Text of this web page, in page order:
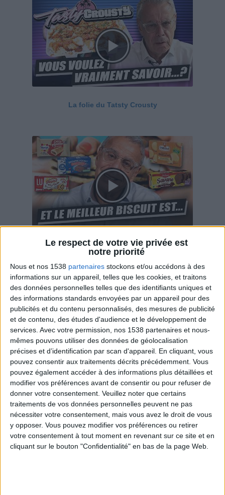
Le respect de votre vie privée est
notre priorité
Nous et nos 1538 partenaires stockons et/ou accédons à des
informations sur un appareil, telles que les cookies, et traitons
des données personnelles telles que des identifiants uniques et
des informations standards envoyées par un appareil pour des
publicités et du contenu personnalisés, des mesures de publicité
et de contenu, des études d'audience et le développement de
services. Avec votre permission, nos 1538 partenaires et nous-
mêmes pouvons utiliser des données de géolocalisation
précises et d’identification par scan d'appareil. En cliquant, vous
pouvez consentir aux traitements décrits précédemment. Vous
pouvez également accéder à des informations plus détaillées et
modifier vos préférences avant de consentir ou pour refuser de
donner votre consentement. Veuillez noter que certains
traitements de vos données personnelles peuvent ne pas
nécessiter votre consentement, mais vous avez le droit de vous
y opposer. Vous pouvez modifier vos préférences ou retirer
votre consentement à tout moment en revenant sur ce site et en
cliquant sur le bouton "Confidentialité" en bas de la page Web.
La folie du Tatsty Crousty
Savane, LU, Pepito, Harrys... Que valent vraiment
ces gâteaux ?
Webinaires en direct Voir tout
Peut-on remplacer la viande par des féculents ?
Consultation diététique du 05/08/2026